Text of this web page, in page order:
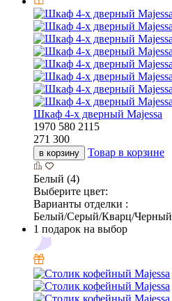
Шкаф 4-х дверный Majessa
1970 580 2115
271 300
в корзину Товар в корзине
Белый (4)
Выберите цвет:
Варианты отделки :
Белый/Серый/Кварц/Черный
1 подарок на выбор